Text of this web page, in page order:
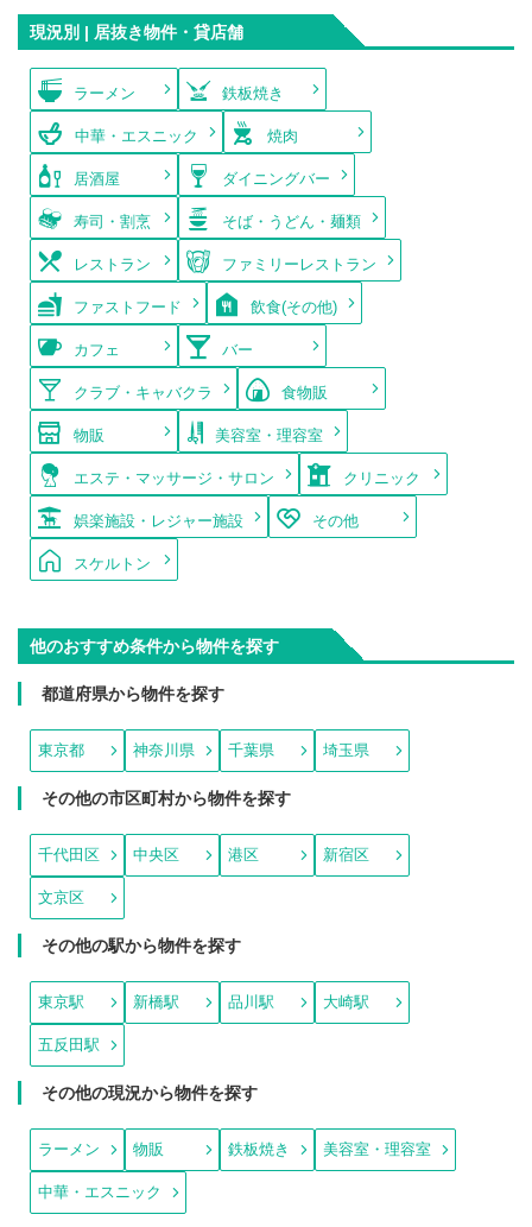
現況別 | 居抜き物件・貸店舗
ラーメン 鉄板焼き
中華・エスニック 焼肉
居酒屋 ダイニングバー
寿司・割烹 そば・うどん・麺類
レストラン ファミリーレストラン
ファストフード 飲食(その他)
カフェ バー
クラブ・キャバクラ 食物販
物販 美容室・理容室
エステ・マッサージ・サロン クリニック
娯楽施設・レジャー施設 その他
スケルトン
他のおすすめ条件から物件を探す
都道府県から物件を探す
東京都 神奈川県 千葉県 埼玉県
その他の市区町村から物件を探す
千代田区 中央区 港区 新宿区
文京区
その他の駅から物件を探す
東京駅 新橋駅 品川駅 大崎駅
五反田駅
その他の現況から物件を探す
ラーメン 物販 鉄板焼き 美容室・理容室
中華・エスニック